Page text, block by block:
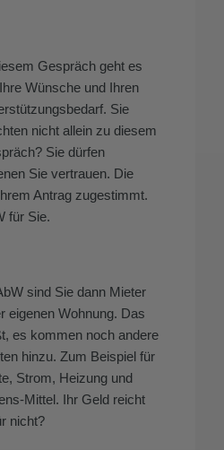
Gespräch geht es
Wünsche und Ihren
Sie
nicht allein zu diesem
Sie dürfen
Sie vertrauen. Die
Antrag zugestimmt.
für Sie.
sind Sie dann Mieter
eigenen Wohnung. Das
es kommen noch andere
hinzu. Zum Beispiel für
Strom, Heizung und
Mittel. Ihr Geld reicht
nicht?